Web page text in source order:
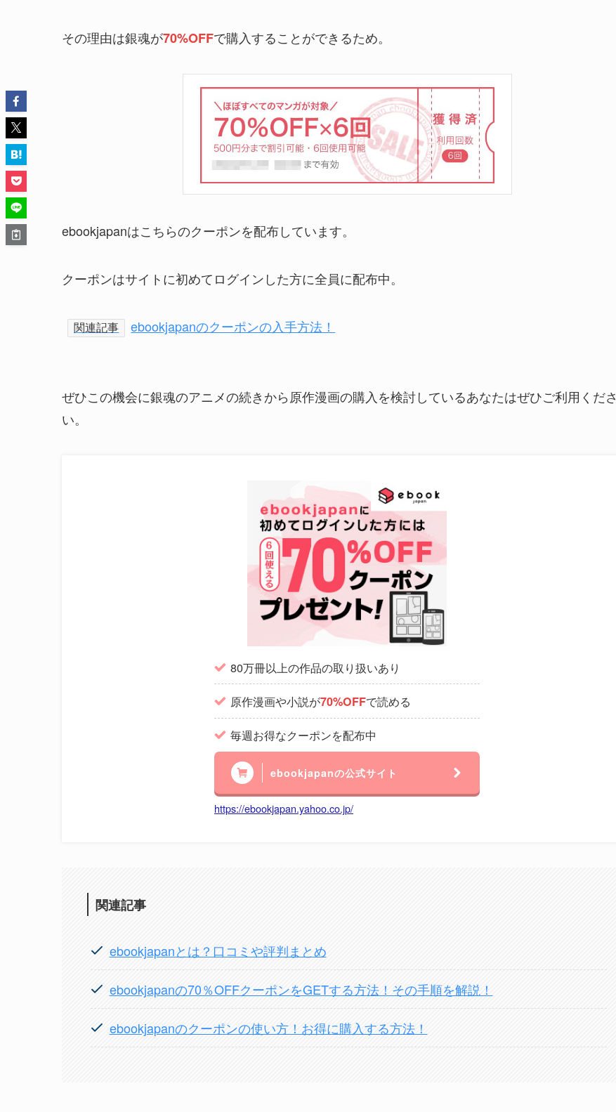
その理由は銀魂が70%OFFで購入することができるため。
ebookjapanはこちらのクーポンを配布しています。
クーポンはサイトに初めてログインした方に全員に配布中。
関連記事 ebookjapanのクーポンの入手方法！
ぜひこの機会に銀魂のアニメの続きから原作漫画の購入を検討しているあなたはぜひご利用くださ
い。
80万冊以上の作品の取り扱いあり
原作漫画や小説が70%OFFで読める
毎週お得なクーポンを配布中
ebookjapanの公式サイト
https://ebookjapan.yahoo.co.jp/
関連記事
ebookjapanとは？口コミや評判まとめ
ebookjapanの70％OFFクーポンをGETする方法！その手順を解説！
ebookjapanのクーポンの使い方！お得に購入する方法！